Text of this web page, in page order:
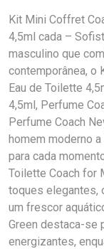
Kit Mini Coffret
4,5ml cada –
masculino que
contemporânea, o
Eau de Toilette
4,5ml, Perfume
Perfume Coach
homem moderno
para cada
Toilette Coach for
toques elegantes,
um frescor
Green destaca-se
energizantes,